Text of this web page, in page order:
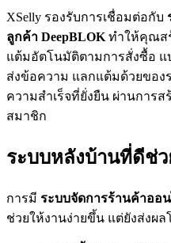
XSelly รองรับการเชื่อมต่อกับ
ลูกค้า DeepBLOK ทำให้คุณส
แต้มอัตโนมัติตามการสั่งซื้อ
ส่งข้อความ แลกแต้มด้วยของ
ความสำเร็จที่ยั่งยืน ผ่านการ
สมาชิก
ระบบหลังบ้านที่ดีช่
การมี ระบบจัดการร้านค้าออ
ช่วยให้งานง่ายขึ้น แต่ยังส่งผ